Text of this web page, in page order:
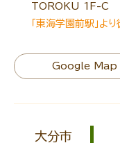
TOROKU 1F-C
「東海学園前駅」よ
Google Map
大分市